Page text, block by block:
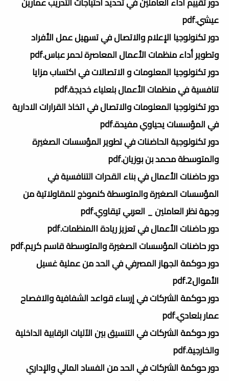
عيشي.pdf
دور تكنولوجيا الإعلام والاتصال في تسهيل عمل الأفراد
وتطوير أداء منظمات الأعمال المعاصرة لحمر عباس.pdf
دور تكنولوجيا المعلومات و الاتصالات في اكتساب مزايا
تنافسية في منظمات الأعمال بلعلياء خديجة.pdf
دور تكنولوجيا المعلومات والاتصال في اتخاذ القرارات الادارية
في المؤسسات يحياوي مفيدة.pdf
دور تكنولوجية الحاضنات في تطوير المؤسسات الصغيرة
والمتوسطة محمد بن بوزيان.pdf
دور حاضنات الأعمال في بناء القدرات التنافسية في
المؤسسات الصغيرة والمتوسطة كنموذج للمقاولاتية من
وجهة نظر العاملين _ العربي تيقاوي.pdf
دور حاضنات الأعمال في تعزيز ريادة االمنظمات.pdf
دور حاضنات المؤسسات الصغيرة والمتوسطة قاسم كريم.pdf
دور حوكمة الجهاز المصرفي في الحد من عملية غسيل
الأموال2.pdf
دور حوكمة الشركات في إرساء قواعد الشفافية والافصاح
عمار بلعادي.pdf
دور حوكمة الشركات في التنسيق بين الآليات الرقابية الداخلية
والخارجية.pdf
دور حوكمة الشركات في الحد من الفساد المالي والإداري